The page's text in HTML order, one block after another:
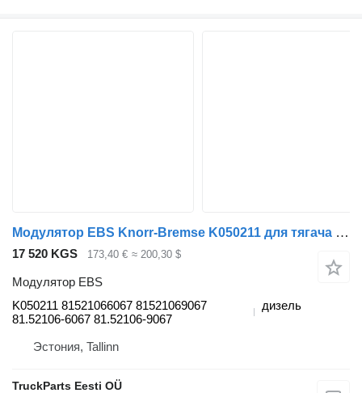
Модулятор EBS Knorr-Bremse K050211 для тягача MAN TGL, TGM, TGS, TGX (2005-2021)
17 520 KGS 173,40 € ≈ 200,30 $
Модулятор EBS
K050211 81521066067 81521069067
81.52106-6067 81.52106-9067
дизель
Эстония, Tallinn
TruckParts Eesti OÜ